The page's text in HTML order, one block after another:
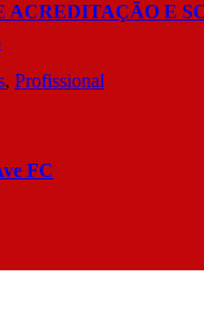
ACREDITAÇÃO E
, Profissional
FC